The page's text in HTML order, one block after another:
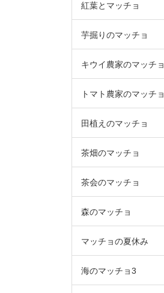
紅葉とマッチョ
芋掘りのマッチョ
キウイ農家のマッチョ
トマト農家のマッチョ
田植えのマッチョ
茶畑のマッチョ
茶会のマッチョ
森のマッチョ
マッチョの夏休み
海のマッチョ3